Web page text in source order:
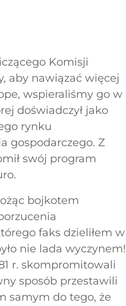
Komisji
aby nawiązać więcej
wspieraliśmy go w
doświadczył jako
rynku
gospodarczego. Z
swój program
bojkotem
faks dzieliłem w
nie lada wyczynem!
r. skompromitowali
sposób przestawili
samym do tego, że